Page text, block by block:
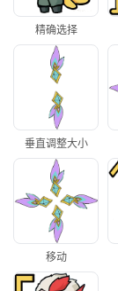
精确选择
垂直调整大小
移动